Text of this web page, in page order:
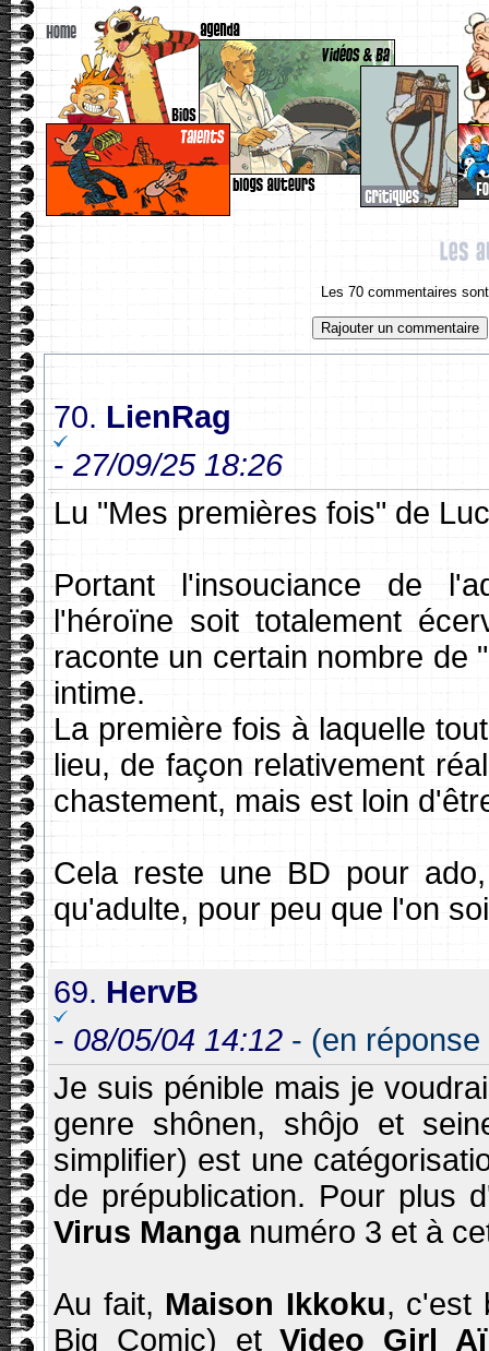
Les 70 commentaires
70. LienRag
- 27/09/25 18:26
Lu "Mes premières fois" de
Portant l'insouciance de
l'héroïne soit totalement
raconte un certain nombre de
intime.
La première fois à laquelle
lieu, de façon relativement
chastement, mais est loin
Cela reste une BD pour
qu'adulte, pour peu que l'on
69. HervB
- 08/05/04 14:12 - (en
Je suis pénible mais je
genre shônen, shôjo et
simplifier) est une
de prépublication. Pour plus
Virus Manganuméro 3 et à
Au fait, Maison Ikkoku, c'est
Big Comic) etVideo Girl Aï